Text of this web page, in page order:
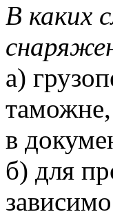
В каких
а)
таможне,
в
б) для